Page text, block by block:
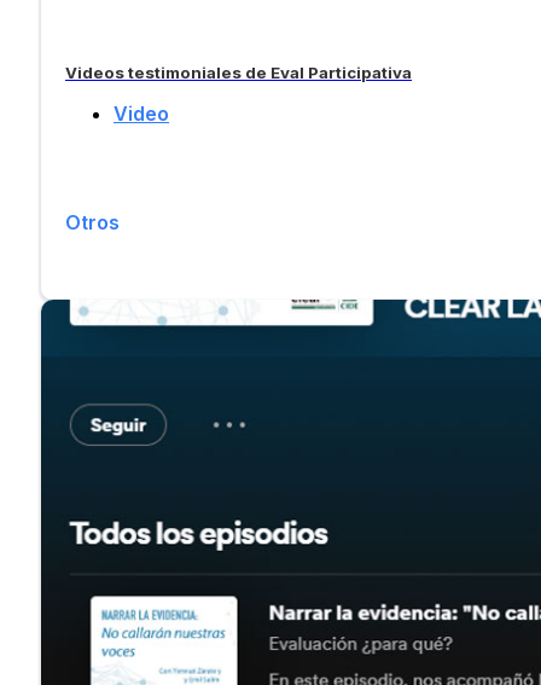
Videos testimoniales de Eval Participativa
Video
Otros